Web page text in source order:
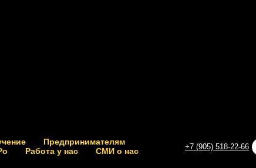
Предпринимателям
Работа у нас СМИ о нас +7 (905) 518-22-66